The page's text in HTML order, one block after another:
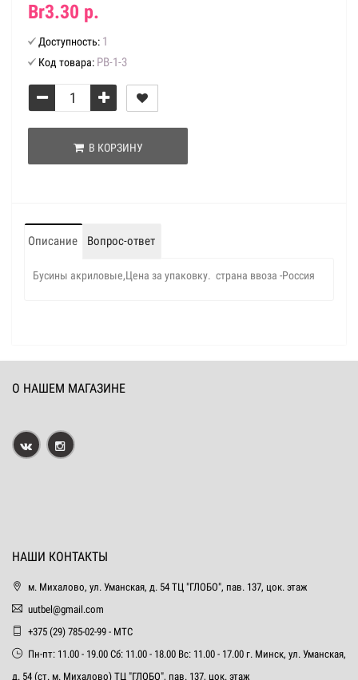
Br3.30 р.
Доступность: 1
Код товара: РВ-1-3
В КОРЗИНУ
Описание Вопрос-ответ
Бусины акриловые,Цена за упаковку. страна ввоза -Россия
О НАШЕМ МАГАЗИНЕ
НАШИ КОНТАКТЫ
м. Михалово, ул. Уманская, д. 54 ТЦ "ГЛОБО", пав. 137, цок. этаж
uutbel@gmail.com
+375 (29) 785-02-99 - МТС
Пн-пт: 11.00 - 19.00 Сб: 11.00 - 18.00 Вс: 11.00 - 17.00 г. Минск, ул. Уманская,
д. 54 (ст. м. Михалово) ТЦ "ГЛОБО", пав. 137, цок. этаж